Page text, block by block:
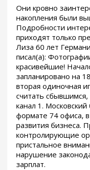
Они кровно
накопления были
Подробности
приходят только
Лиза 60 лет
писал(а):
красивейшие!
запланировано на
вторая одиночная
считать
канал 1.
формате 74 офиса,
развития бизнеса.
контролирующие
пристальное
нарушение
зарплат.